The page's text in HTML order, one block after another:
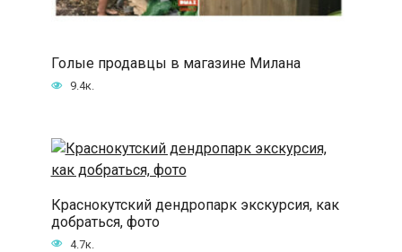
Голые продавцы в магазине Милана
9.4к.
Краснокутский дендропарк экскурсия, как
добраться, фото
4.7к.